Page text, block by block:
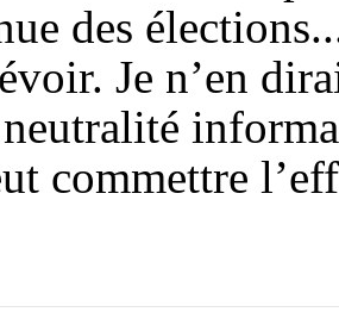
des
Je n’en
commettre